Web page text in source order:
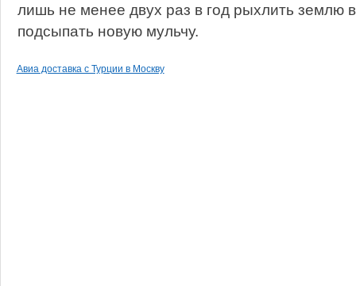
лишь не менее двух раз в год рыхлить землю
подсыпать новую мульчу.
Авиа доставка с Турции в Москву